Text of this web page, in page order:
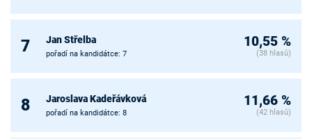
7 Jan Střelba
pořadí na kandidátce: 7
10,55 %
(38 hlasů)
8 Jaroslava Kadeřávková
pořadí na kandidátce: 8
11,66 %
(42 hlasů)